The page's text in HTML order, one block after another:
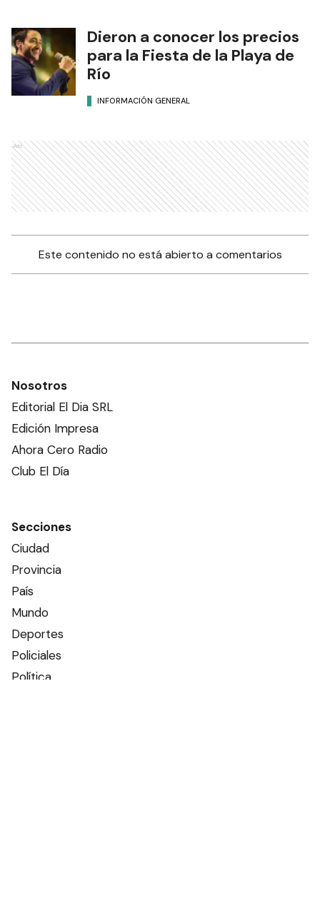
Dieron a conocer los precios
para la Fiesta de la Playa de
Río
INFORMACIÓN GENERAL
Ads
Este contenido no está abierto a comentarios
Nosotros
Editorial El Dia SRL
Edición Impresa
Ahora Cero Radio
Club El Día
Secciones
Ciudad
Provincia
País
Mundo
Deportes
Policiales
Política